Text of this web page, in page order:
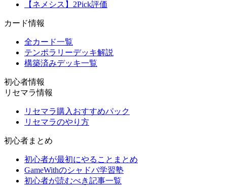
【ネメシス】2Pick評価
カード情報
全カード一覧
テンポラリーデッキ解説
構築済みデッキ一覧
初心者情報
リセマラ情報
リセマラ購入おすすめパック
リセマラのやり方
初心者まとめ
初心者が最初にやることまとめ
GameWithのシャドバ学習塾
初心者が読むべき記事一覧